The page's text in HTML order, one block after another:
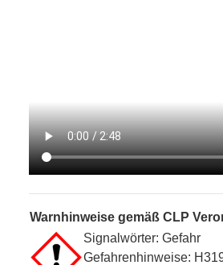
Warnhinweise gemäß CLP
Signalwörter: Gefahr
Gefahrenhinweise: